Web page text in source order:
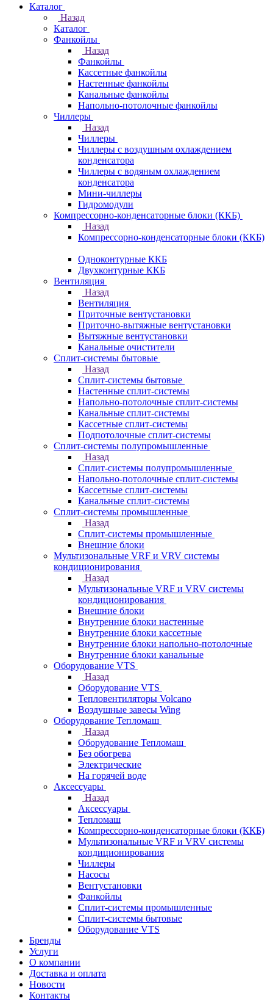
Каталог
Назад
Каталог
Фанкойлы
Назад
Фанкойлы
Кассетные фанкойлы
Настенные фанкойлы
Канальные фанкойлы
Напольно-потолочные фанкойлы
Чиллеры
Назад
Чиллеры
Чиллеры с воздушным охлаждением
конденсатора
Чиллеры с водяным охлаждением
конденсатора
Мини-чиллеры
Гидромодули
Компрессорно-конденсаторные блоки (ККБ)
Назад
Компрессорно-конденсаторные блоки (ККБ)
Одноконтурные ККБ
Двухконтурные ККБ
Вентиляция
Назад
Вентиляция
Приточные вентустановки
Приточно-вытяжные вентустановки
Вытяжные вентустановки
Канальные очистители
Сплит-системы бытовые
Назад
Сплит-системы бытовые
Настенные сплит-системы
Напольно-потолочные сплит-системы
Канальные сплит-системы
Кассетные сплит-системы
Подпотолочные сплит-системы
Сплит-системы полупромышленные
Назад
Сплит-системы полупромышленные
Напольно-потолочные сплит-системы
Кассетные сплит-системы
Канальные сплит-системы
Сплит-системы промышленные
Назад
Сплит-системы промышленные
Внешние блоки
Мультизональные VRF и VRV системы
кондиционирования
Назад
Мультизональные VRF и VRV системы
кондиционирования
Внешние блоки
Внутренние блоки настенные
Внутренние блоки кассетные
Внутренние блоки напольно-потолочные
Внутренние блоки канальные
Оборудование VTS
Назад
Оборудование VTS
Тепловентиляторы Volcano
Воздушные завесы Wing
Оборудование Тепломаш
Назад
Оборудование Тепломаш
Без обогрева
Электрические
На горячей воде
Аксессуары
Назад
Аксессуары
Тепломаш
Компрессорно-конденсаторные блоки (ККБ)
Мультизональные VRF и VRV системы
кондиционирования
Чиллеры
Насосы
Вентустановки
Фанкойлы
Сплит-системы промышленные
Сплит-системы бытовые
Оборудование VTS
Бренды
Услуги
О компании
Доставка и оплата
Новости
Контакты